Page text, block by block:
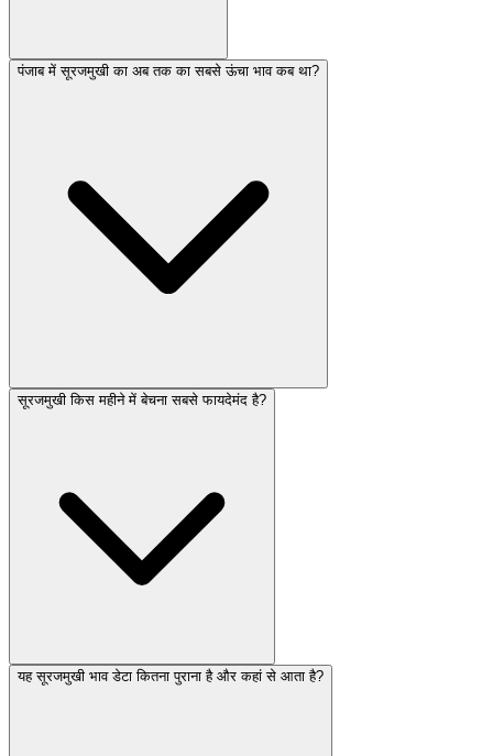
पंजाब में सूरजमुखी का अब तक का सबसे ऊंचा भाव कब था?
सूरजमुखी किस महीने में बेचना सबसे फायदेमंद है?
यह सूरजमुखी भाव डेटा कितना पुराना है और कहां से आता है?